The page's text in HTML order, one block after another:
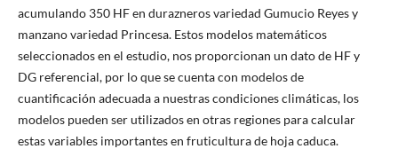
acumulando 350 HF en durazneros variedad Gumucio Reyes y
manzano variedad Princesa. Estos modelos matemáticos
seleccionados en el estudio, nos proporcionan un dato de HF y
DG referencial, por lo que se cuenta con modelos de
cuantificación adecuada a nuestras condiciones climáticas, los
modelos pueden ser utilizados en otras regiones para calcular
estas variables importantes en fruticultura de hoja caduca.